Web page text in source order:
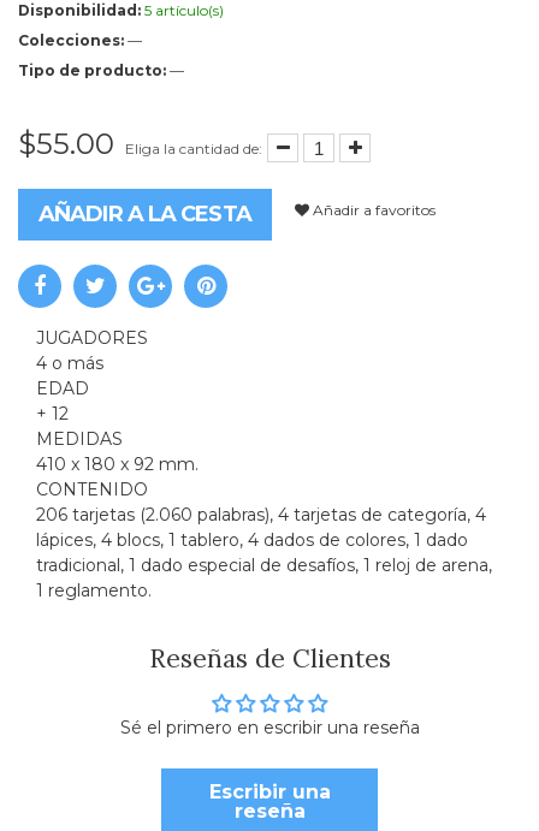
Disponibilidad: 5 artículo(s)
Colecciones: —
Tipo de producto: —
$55.00 Eliga la cantidad de:
AÑADIR A LA CESTA Añadir a favoritos
JUGADORES
4 o más
EDAD
+ 12
MEDIDAS
410 x 180 x 92 mm.
CONTENIDO
206 tarjetas (2.060 palabras), 4 tarjetas de categoría, 4
lápices, 4 blocs, 1 tablero, 4 dados de colores, 1 dado
tradicional, 1 dado especial de desafíos, 1 reloj de arena,
1 reglamento.
Reseñas de Clientes
Sé el primero en escribir una reseña
Escribir una
reseña